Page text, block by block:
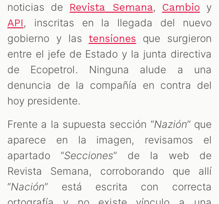
noticias de Revista Semana, Cambio y
API, inscritas en la llegada del nuevo
gobierno y las tensiones que surgieron
entre el jefe de Estado y la junta directiva
de Ecopetrol. Ninguna alude a una
denuncia de la compañía en contra del
hoy presidente.
Frente a la supuesta sección “Nazión” que
aparece en la imagen, revisamos el
apartado “Secciones” de la web de
Revista Semana, corroborando que allí
“Nación” está escrita con correcta